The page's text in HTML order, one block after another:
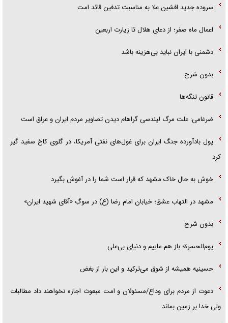
سروده جدید افشین علا به مناسبت تدفین قائد امت
اعمال ماه صفر؛ از دعای هلال تا زیارت اربعین
دشمنی با ایران نباید بی‌هزینه باشد
بدون شرح
قانون تنگه‌ها
ضرغامی: علت مرگ لیندسی گراهام دیدن تصاویر مردم ایران و عراق است
پول بادآورده جنگ ایران برای غول‌های نفتی آمریکا، در گلوی کاخ سفید گیر
کرد
خوش به حال خاک مشهد که قرار است شما را در آغوش بگیرد
مشهد در التهاب عشق؛ خیابان امام رضا (ع) در سوگِ «آقای شهید ایران»
بدون شرح
یوم‌الحسرة؛ باز هم ماییم و دنیای بی‌علی
حسینیه همیشه از شوق می‌ترکید و این بار از بغض
دعوت از مردم برای وداع/مسئولان و امت مبعوث اجازه نخواهند داد مطالبات
ولی خدا بر زمین بماند